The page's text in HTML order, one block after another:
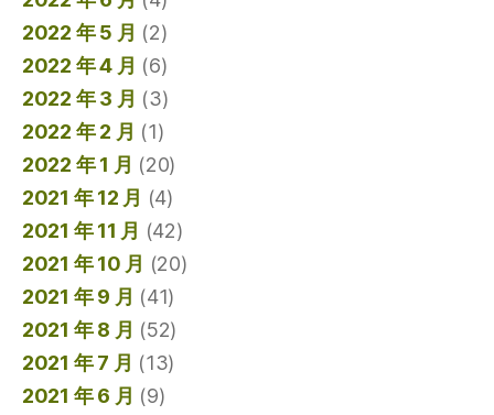
2022 年 5 月 (2)
2022 年 4 月 (6)
2022 年 3 月 (3)
2022 年 2 月 (1)
2022 年 1 月 (20)
2021 年 12 月 (4)
2021 年 11 月 (42)
2021 年 10 月 (20)
2021 年 9 月 (41)
2021 年 8 月 (52)
2021 年 7 月 (13)
2021 年 6 月 (9)